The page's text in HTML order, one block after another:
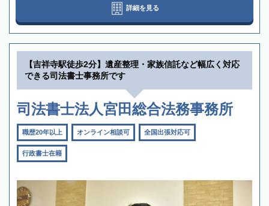
詳細を見る
【吉祥寺駅徒歩2分】遺産整理・家族信託など幅広く対応
できる司法書士事務所です
司法書士法人宮田総合法務事務所
職歴20年以上 オンライン相談可 全国出張対応可
行政書士在籍